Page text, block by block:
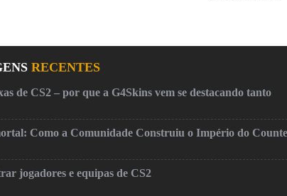
RECENTES
de CS2 – por que a G4Skins vem se destacando tanto
Como a Comunidade Construiu o Império do
jogadores e equipas de CS2